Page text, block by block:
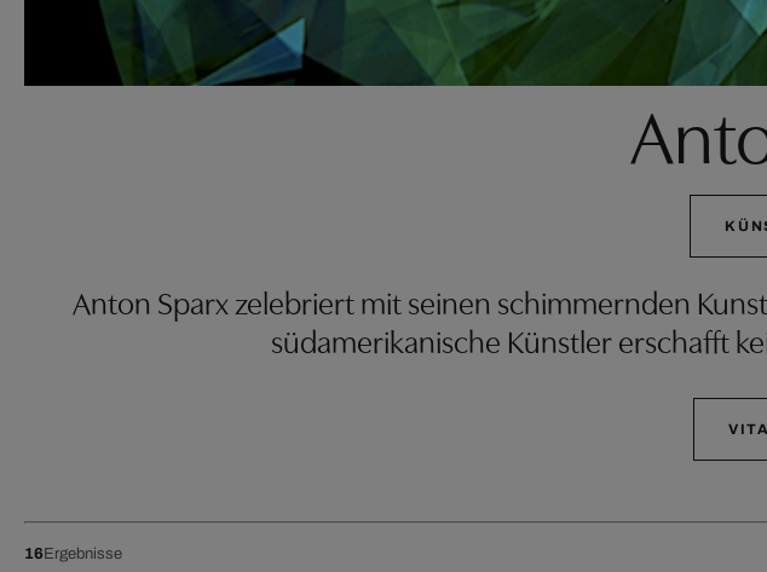
Anton Sparx zelebriert mit seinen schimmernden
südamerikanische Künstler erschafft
VITA
16 Ergebnisse